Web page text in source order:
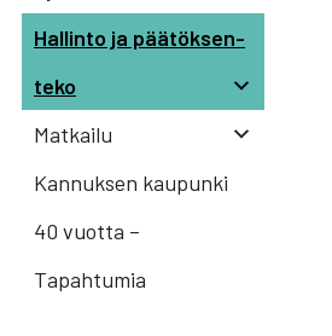
Hal­lin­to ja pää­tök­sen­
te­ko
Mat­kai­lu
Kannuksen kaupunki
40 vuotta –
Tapahtumia